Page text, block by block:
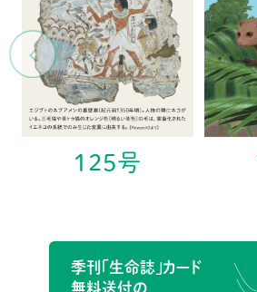
125号
季刊「生命誌」カード